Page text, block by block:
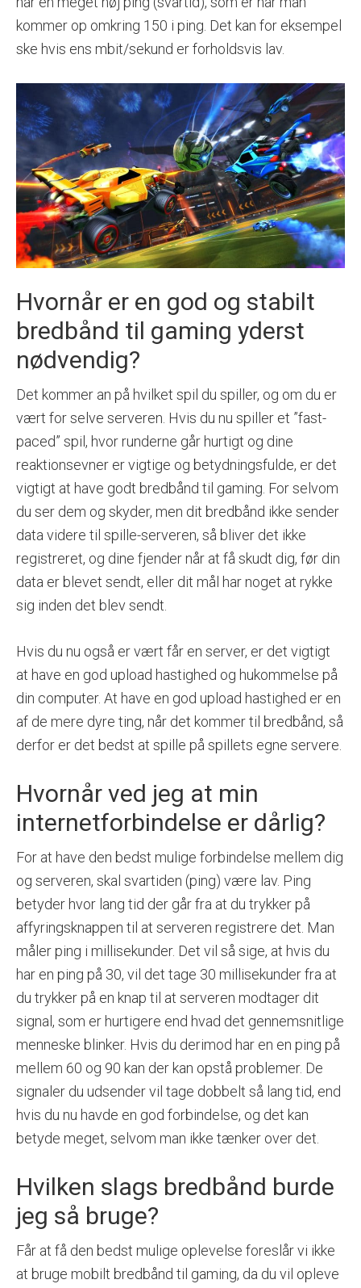
kommer op omkring 150 i ping. Det kan for eksempel
ske hvis ens mbit/sekund er forholdsvis lav.
Hvornår er en god og stabilt
bredbånd til gaming yderst
nødvendig?
Det kommer an på hvilket spil du spiller, og om du er
vært for selve serveren. Hvis du nu spiller et ”fast-
paced” spil, hvor runderne går hurtigt og dine
reaktionsevner er vigtige og betydningsfulde, er det
vigtigt at have godt bredbånd til gaming. For selvom
du ser dem og skyder, men dit bredbånd ikke sender
data videre til spille-serveren, så bliver det ikke
registreret, og dine fjender når at få skudt dig, før din
data er blevet sendt, eller dit mål har noget at rykke
sig inden det blev sendt.
Hvis du nu også er vært får en server, er det vigtigt
at have en god upload hastighed og hukommelse på
din computer. At have en god upload hastighed er en
af de mere dyre ting, når det kommer til bredbånd, så
derfor er det bedst at spille på spillets egne servere.
Hvornår ved jeg at min
internetforbindelse er dårlig?
For at have den bedst mulige forbindelse mellem dig
og serveren, skal svartiden (ping) være lav. Ping
betyder hvor lang tid der går fra at du trykker på
affyringsknappen til at serveren registrere det. Man
måler ping i millisekunder. Det vil så sige, at hvis du
har en ping på 30, vil det tage 30 millisekunder fra at
du trykker på en knap til at serveren modtager dit
signal, som er hurtigere end hvad det gennemsnitlige
menneske blinker. Hvis du derimod har en en ping på
mellem 60 og 90 kan der kan opstå problemer. De
signaler du udsender vil tage dobbelt så lang tid, end
hvis du nu havde en god forbindelse, og det kan
betyde meget, selvom man ikke tænker over det.
Hvilken slags bredbånd burde
jeg så bruge?
Får at få den bedst mulige oplevelse foreslår vi ikke
at bruge mobilt bredbånd til gaming, da du vil opleve